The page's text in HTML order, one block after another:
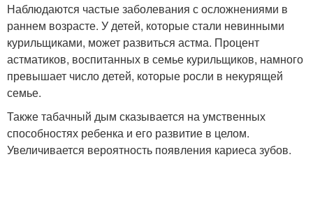
Наблюдаются частые заболевания с осложнениями в
раннем возрасте. У детей, которые стали невинными
курильщиками, может развиться астма. Процент
астматиков, воспитанных в семье курильщиков, намного
превышает число детей, которые росли в некурящей
семье.
Также табачный дым сказывается на умственных
способностях ребенка и его развитие в целом.
Увеличивается вероятность появления кариеса зубов.